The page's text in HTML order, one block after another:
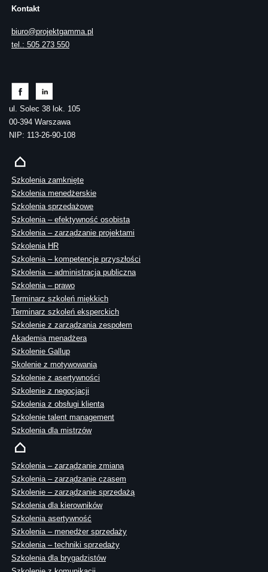
Kontakt
biuro@projektgamma.pl
tel.: 505 273 550
ul. Solec 38 lok. 105
00-394 Warszawa
NIP: 113-26-90-108
Szkolenia zamknięte
Szkolenia menedżerskie
Szkolenia sprzedażowe
Szkolenia – efektywność osobista
Szkolenia – zarządzanie projektami
Szkolenia HR
Szkolenia – kompetencje przyszłości
Szkolenia – administracja publiczna
Szkolenia – prawo
Terminarz szkoleń miękkich
Terminarz szkoleń eksperckich
Szkolenie z zarządzania zespołem
Akademia menadżera
Szkolenie Gallup
Skolenie z motywowania
Szkolenie z asertywności
Szkolenie z negocjacji
Szkolenia z obsługi klienta
Szkolenie talent management
Szkolenia dla mistrzów
Szkolenia – zarządzanie zmianą
Szkolenia – zarządzanie czasem
Szkolenie – zarządzanie sprzedażą
Szkolenia dla kierowników
Szkolenia asertywność
Szkolenia – menedżer sprzedaży
Szkolenia – techniki sprzedaży
Szkolenia dla brygadzistów